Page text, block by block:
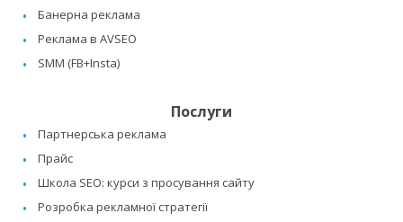
Банерна реклама
Реклама в AVSEO
SMM (FB+Insta)
Послуги
Партнерська реклама
Прайс
Школа SEO: курси з просування сайту
Розробка рекламної стратегії